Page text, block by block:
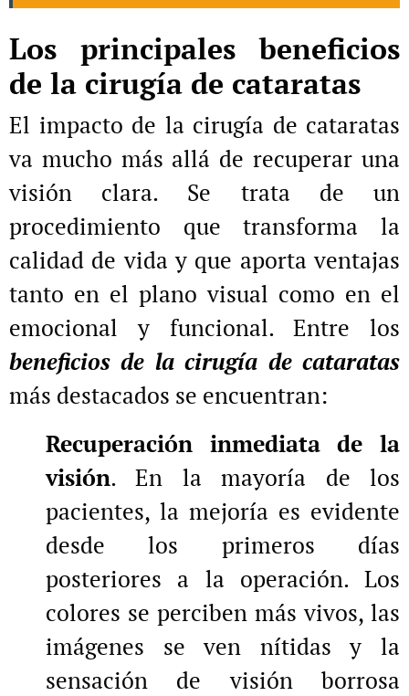
Los principales beneficios
de la cirugía de cataratas
El impacto de la cirugía de cataratas
va mucho más allá de recuperar una
visión clara. Se trata de un
procedimiento que transforma la
calidad de vida y que aporta ventajas
tanto en el plano visual como en el
emocional y funcional. Entre los
beneficios de la cirugía de cataratas
más destacados se encuentran:
Recuperación inmediata de la
visión. En la mayoría de los
pacientes, la mejoría es evidente
desde los primeros días
posteriores a la operación. Los
colores se perciben más vivos, las
imágenes se ven nítidas y la
sensación de visión borrosa